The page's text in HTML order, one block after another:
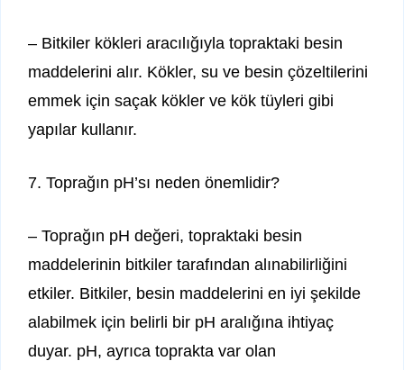
– Bitkiler kökleri aracılığıyla topraktaki besin
maddelerini alır. Kökler, su ve besin çözeltilerini
emmek için saçak kökler ve kök tüyleri gibi
yapılar kullanır.
7. Toprağın pH’sı neden önemlidir?
– Toprağın pH değeri, topraktaki besin
maddelerinin bitkiler tarafından alınabilirliğini
etkiler. Bitkiler, besin maddelerini en iyi şekilde
alabilmek için belirli bir pH aralığına ihtiyaç
duyar. pH, ayrıca toprakta var olan